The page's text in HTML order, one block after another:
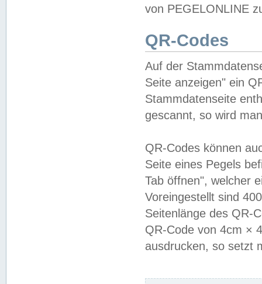
von PEGELONLINE
QR-Codes
Auf der
Seite anzeigen" ein
Stammdatenseite
gescannt, so wird
QR-Codes können
Seite eines Pegels
Tab öffnen", welcher
Voreingestellt sind
Seitenlänge des QR-
QR-Code von 4cm ×
ausdrucken, so setzt